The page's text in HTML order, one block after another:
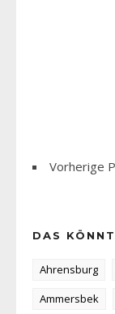
Vorherige
DAS
Ahrensburg
Ammersbek